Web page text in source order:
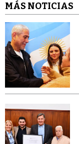
MÁS NOTICIAS